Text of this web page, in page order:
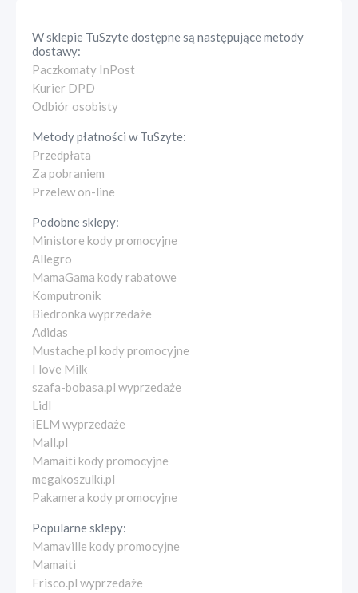
W sklepie TuSzytedostępne są następujące metody
dostawy:
Paczkomaty InPost
Kurier DPD
Odbiór osobisty
Metody płatności wTuSzyte:
Przedpłata
Za pobraniem
Przelew on-line
Podobne sklepy:
Ministore kody promocyjne
Allegro
MamaGama kody rabatowe
Komputronik
Biedronka wyprzedaże
Adidas
Mustache.pl kody promocyjne
I love Milk
szafa-bobasa.pl wyprzedaże
Lidl
iELM wyprzedaże
Mall.pl
Mamaiti kody promocyjne
megakoszulki.pl
Pakamera kody promocyjne
Popularne sklepy:
Mamaville kody promocyjne
Mamaiti
Frisco.pl wyprzedaże